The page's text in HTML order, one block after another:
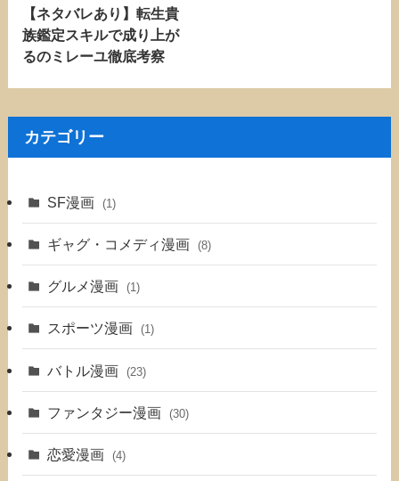
【ネタバレあり】転生貴
族鑑定スキルで成り上が
るのミレーユ徹底考察
カテゴリー
SF漫画 (1)
ギャグ・コメディ漫画 (8)
グルメ漫画 (1)
スポーツ漫画 (1)
バトル漫画 (23)
ファンタジー漫画 (30)
恋愛漫画 (4)